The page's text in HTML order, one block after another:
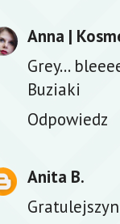
Anna |
Grey...
Buziaki
Odpowiedz
Anita B.